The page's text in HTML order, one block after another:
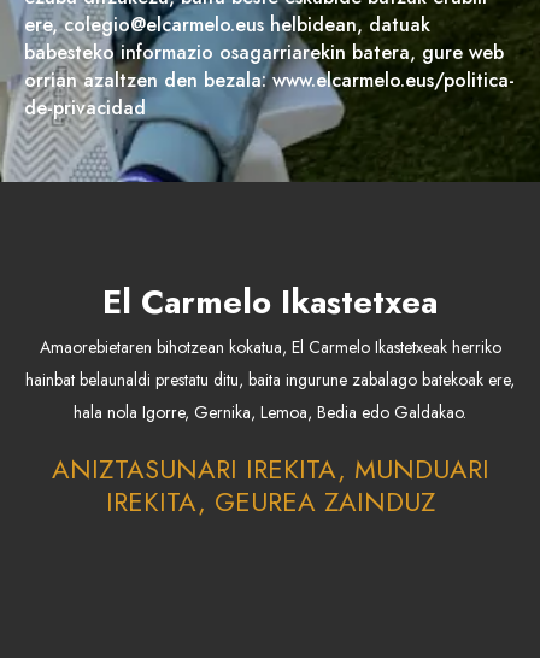
ere, colegio@elcarmelo.eus helbidean, datuak
babesteko informazio osagarriarekin batera, gure web
orrian azaltzen den bezala: www.elcarmelo.eus/politica-
de-privacidad
El Carmelo Ikastetxea
Amaorebietaren bihotzean kokatua, El Carmelo Ikastetxeak herriko
hainbat belaunaldi prestatu ditu, baita ingurune zabalago batekoak ere,
hala nola Igorre, Gernika, Lemoa, Bedia edo Galdakao.
ANIZTASUNARI IREKITA, MUNDUARI
IREKITA, GEUREA ZAINDUZ